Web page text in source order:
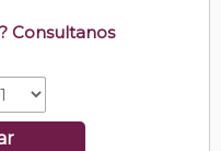
Consultanos